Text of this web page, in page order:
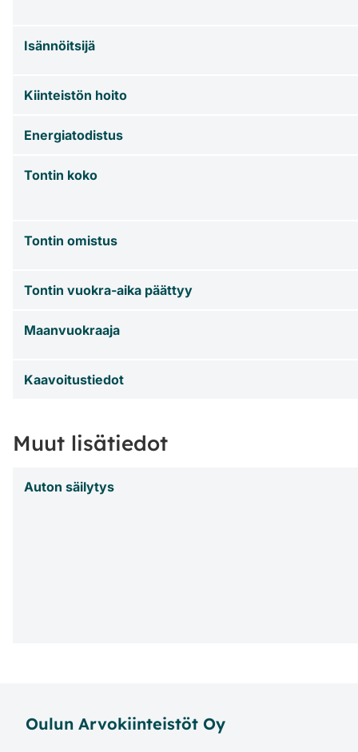
Isännöitsijä
Kiinteistön hoito
Energiatodistus
Tontin koko
Tontin omistus
Tontin vuokra-aika päättyy
Maanvuokraaja
Kaavoitustiedot
Muut lisätiedot
Auton säilytys
Oulun Arvokiinteistöt Oy